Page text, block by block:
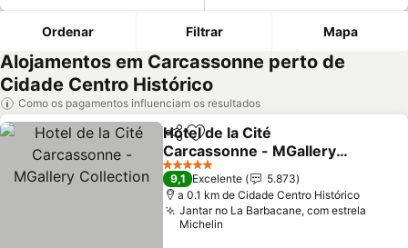
Ordenar Filtrar Mapa
Alojamentos em Carcassonne perto de
Cidade Centro Histórico
Como os pagamentos influenciam os resultados
PartilharAdicionar aos favoritos
Hotel de la Cité
Carcassonne - MGallery
Collection
5 Estrelas
9,1 Excelente
5.873
a 0.1 km de Cidade Centro Histórico
Jantar no La Barbacane, com estrela
Michelin